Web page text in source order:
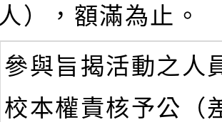
人），額滿為止。
參與旨揭活動之人
校本權責核予公（